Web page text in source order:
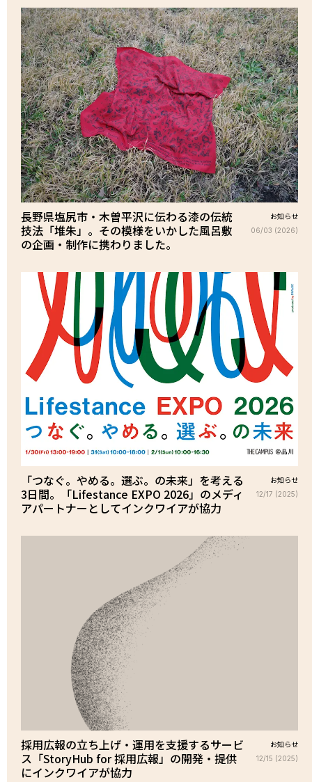
長野県塩尻市・木曽平沢に伝わる漆の伝統
技法「堆朱」。その模様をいかした風呂敷
の企画・制作に携わりました。
お知らせ
06/03 (2026)
「つなぐ。やめる。選ぶ。の未来」を考える
3日間。「Lifestance EXPO 2026」のメディ
アパートナーとしてインクワイアが協力
お知らせ
12/17 (2025)
採用広報の立ち上げ・運用を支援するサービ
ス「StoryHub for 採用広報」の開発・提供
にインクワイアが協力
お知らせ
12/15 (2025)